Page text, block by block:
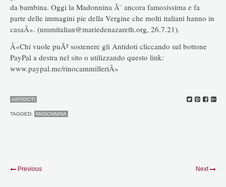
da bambina. Oggi la Madonnina Ã¨ ancora famosissima e fa
parte delle immagini pie della Vergine che molti italiani hanno in
casaÂ». (ummitalian@mariedenazareth.org, 26.7.21).
Â«Chi vuole puÃ² sostenere gli Antidoti cliccando sul bottone
PayPal a destra nel sito o utilizzando questo link:
www.paypal.me/rinocammilleriÂ»
ANTIDOTI
TAGGED: MADONNINA
Previous Next